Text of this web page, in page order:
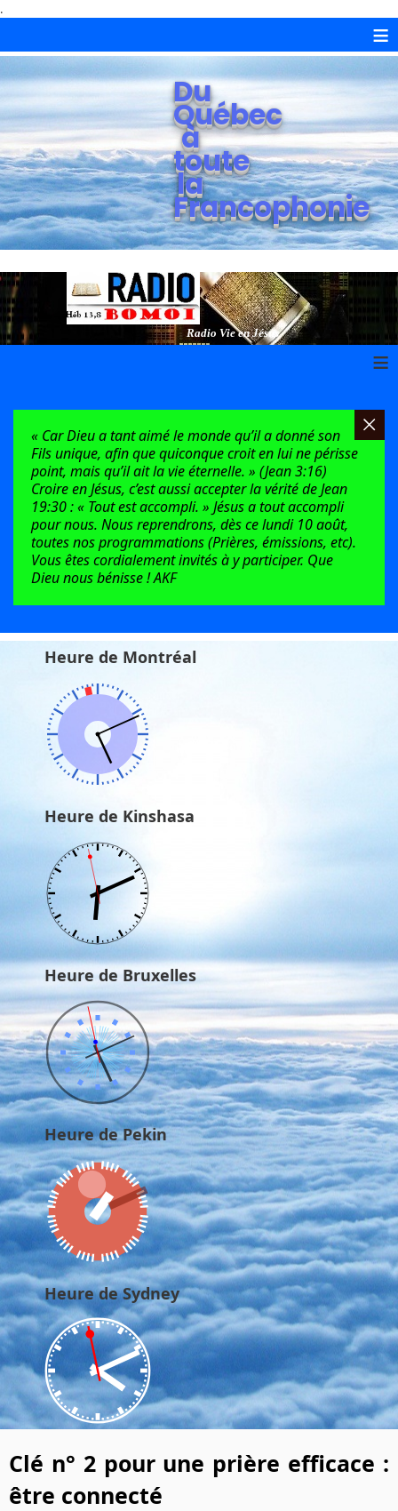
.
≡
Du
Québec
à
toute
la
Francophonie
Radio Vie en Jésus
≡
« Car Dieu a tant aimé le monde qu’il a donné son
Fils unique, afin que quiconque croit en lui ne périsse
point, mais qu’il ait la vie éternelle. » (Jean 3:16)
Croire en Jésus, c’est aussi accepter la vérité de Jean
19:30 : « Tout est accompli. » Jésus a tout accompli
pour nous. Nous reprendrons, dès ce lundi 10 août,
toutes nos programmations (Prières, émissions, etc).
Vous êtes cordialement invités à y participer. Que
Dieu nous bénisse ! AKF
Heure de Montréal
Heure de Kinshasa
Heure de Bruxelles
Heure de Pekin
Heure de Sydney
Clé n° 2 pour une prière efficace :
être connecté